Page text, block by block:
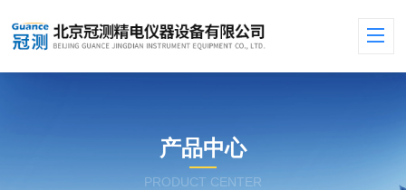
产品中心
PRODUCT CENTER